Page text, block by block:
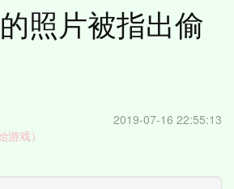
照片被指出偷
2019-07-16 22:55:13
戏）